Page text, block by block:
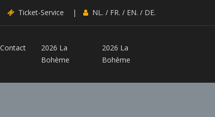
Ticket-Service | NL. / FR. / EN. / DE.
Contact
2026 La
Bohème
2026 La
Bohème